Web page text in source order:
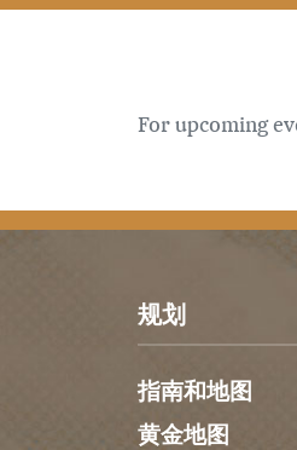
For upcoming
规划
指南和地图
黄金地图